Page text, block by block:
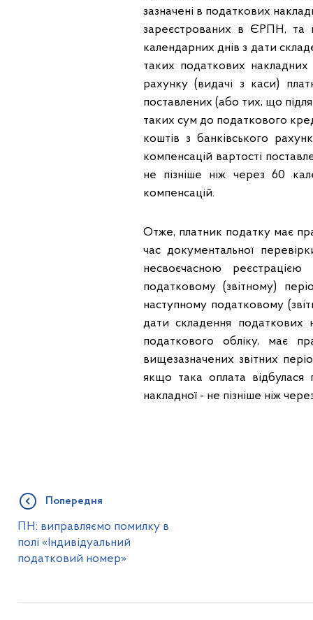
зазначені в податкових
зареєстрованих в ЄРПН, та
календарних днів з дати
таких податкових накладних
рахунку (видачі з каси)
поставлених (або тих, що
таких сум до податкового
коштів з банківського
компенсацій вартості
не пізніше ніж через 60
компенсацій.
Отже, платник податку має
час документальної
несвоєчасною
податковому (звітному)
наступному податковому
дати складення податкових
податкового обліку, має
вищезазначених звітних
якщо така оплата відбулася
накладної - не пізніше ніж
Попередня
ПН: виправляємо помилку в
полі «Індивідуальний
податковий номер»